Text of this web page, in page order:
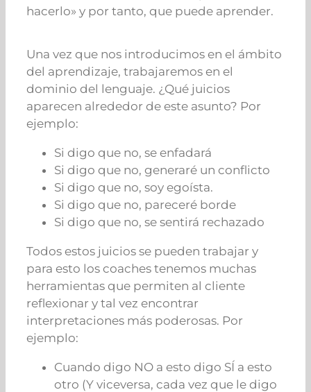
hacerlo» y por tanto, que puede aprender.
Una vez que nos introducimos en el ámbito
del aprendizaje, trabajaremos en el
dominio del lenguaje. ¿ Qué juicios
aparecen alrededor de este asunto? Por
ejemplo:
Si digo que no, se enfadará
Si digo que no, generaré un conflicto
Si digo que no, soy egoísta.
Si digo que no, pareceré borde
Si digo que no, se sentirá rechazado
Todos estos juicios se pueden trabajar y
para esto los coaches tenemos muchas
herramientas que permiten al cliente
reflexionar y tal vez encontrar
interpretaciones más poderosas. Por
ejemplo:
Cuando digo NO a esto digo SÍ a esto
otro (Y viceversa, cada vez que le digo